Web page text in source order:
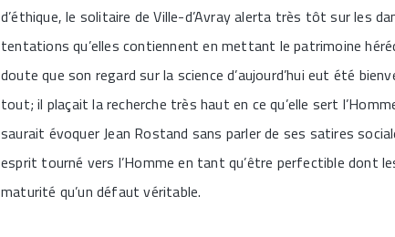
d’éthique, le solitaire de Ville-d’Avray alerta très tôt sur les
tentations qu’elles contiennent en mettant le patrimoine
doute que son regard sur la science d’aujourd’hui eut été
tout; il plaçait la recherche très haut en ce qu’elle sert
saurait évoquer Jean Rostand sans parler de ses satires
esprit tourné vers l’Homme en tant qu’être perfectible dont
maturité qu’un défaut véritable.